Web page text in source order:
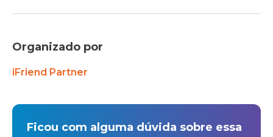
Organizado por
iFriend Partner
Ficou com alguma dúvida sobre essa